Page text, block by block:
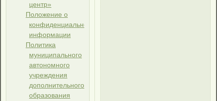
центр»
Положение о
конфиденциальной
информации
Политика
муниципального
автономного
учреждения
дополнительного
образования